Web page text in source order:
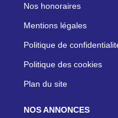
Nos honoraires
Mentions légales
Politique de
Politique des cookies
Plan du site
NOS ANNONCES